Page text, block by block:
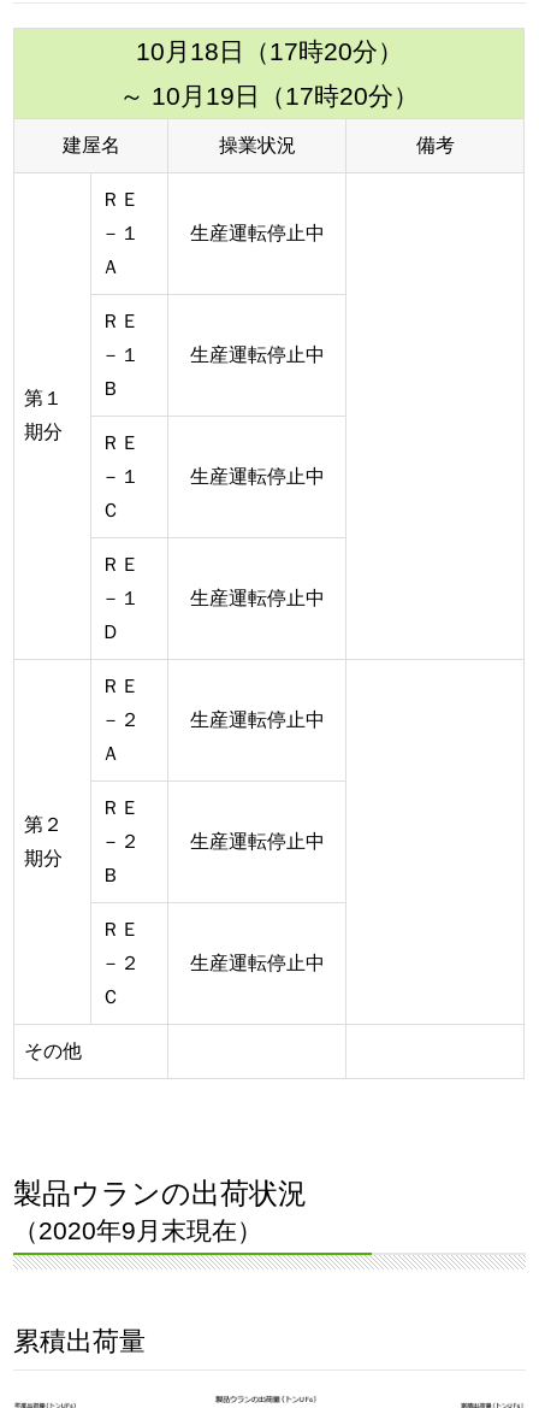
10月18日（17時20分）
～ 10月19日（17時20分）
建屋名 操業状況 備考
第１
期分
ＲＥ
－１
Ａ
生産運転停止中
ＲＥ
－１
Ｂ
生産運転停止中
ＲＥ
－１
Ｃ
生産運転停止中
ＲＥ
－１
Ｄ
生産運転停止中
第２
期分
ＲＥ
－２
Ａ
生産運転停止中
ＲＥ
－２
Ｂ
生産運転停止中
ＲＥ
－２
Ｃ
生産運転停止中
その他
製品ウランの出荷状況
（2020年9月末現在）
累積出荷量